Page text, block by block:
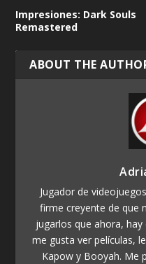
Impresiones: Dark Souls
Remastered
ABOUT THE
Jugador de
firme creyente de que
jugarlos que ahora,
me gusta ver películas,
Kapow y Booyah. Me